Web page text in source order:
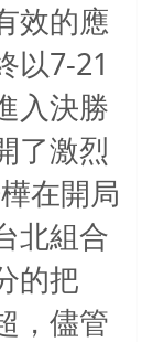
效的應
以7-21
入決勝
了激烈
在開局
北組合
的把
，儘管